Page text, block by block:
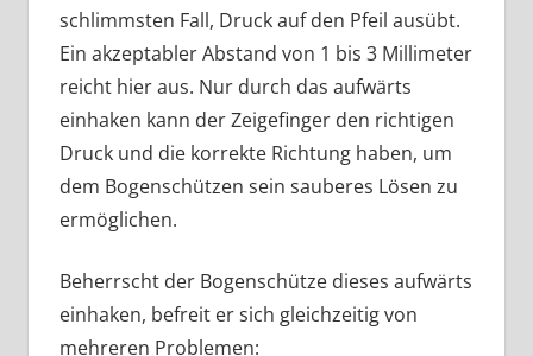
schlimmsten Fall, Druck auf den Pfeil ausübt.
Ein akzeptabler Abstand von 1 bis 3 Millimeter
reicht hier aus. Nur durch das aufwärts
einhaken kann der Zeigefinger den richtigen
Druck und die korrekte Richtung haben, um
dem Bogenschützen sein sauberes Lösen zu
ermöglichen.
Beherrscht der Bogenschütze dieses aufwärts
einhaken, befreit er sich gleichzeitig von
mehreren Problemen: